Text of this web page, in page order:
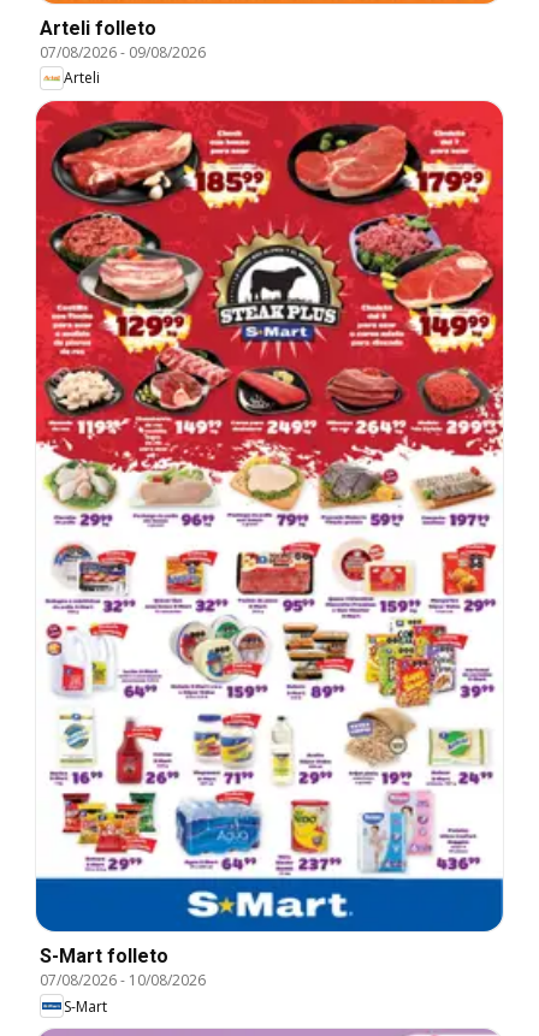
Arteli folleto
07/08/2026- 09/08/2026
Arteli
S-Mart folleto
07/08/2026- 10/08/2026
S-Mart